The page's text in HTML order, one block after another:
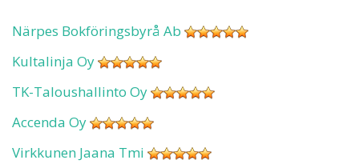
Närpes Bokföringsbyrå Ab
Kultalinja Oy
TK-Taloushallinto Oy
Accenda Oy
Virkkunen Jaana Tmi